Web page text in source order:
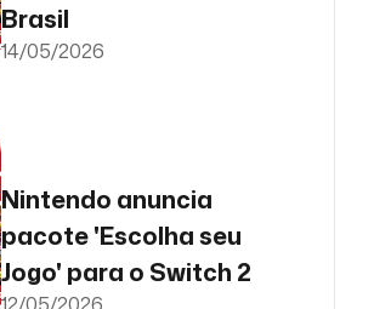
Brasil
14/05/2026
Nintendo anuncia
pacote 'Escolha seu
Jogo' para o Switch 2